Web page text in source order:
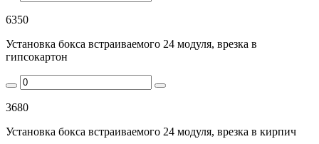
6350
Установка бокса встраиваемого 24 модуля, врезка в
гипсокартон
3680
Установка бокса встраиваемого 24 модуля, врезка в кирпич